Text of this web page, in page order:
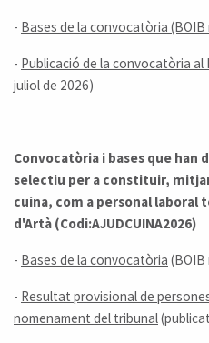
- Bases de la convocatòria (BOIB
- Publicació de la convocatòria al
juliol de 2026)
Convocatòria i bases que han
selectiu per a constituir,
cuina, com a personal
d'Artà (Codi:AJUDCUINA2026)
- Bases de la convocatòria (BOIB
- Resultat provisional de
nomenament del tribunal